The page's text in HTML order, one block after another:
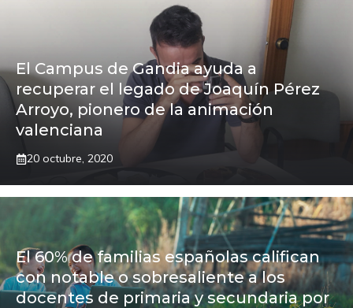
El Campus de Gandia ayuda a
recuperar el legado de Joaquín Pérez
Arroyo, pionero de la animación
valenciana
20 octubre, 2020
El 60% de familias españolas califican
con notable o sobresaliente a los
docentes de primaria y secundaria por